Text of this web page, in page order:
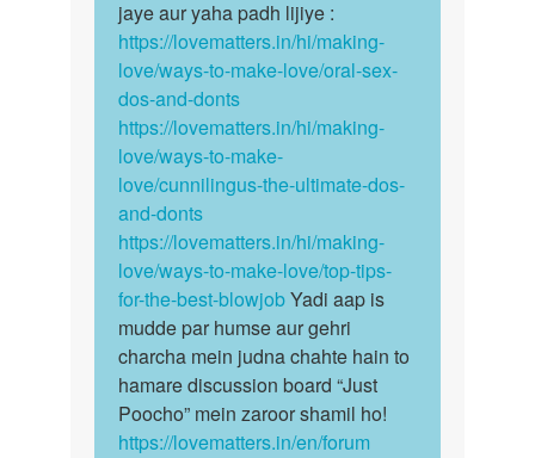
a
by
arju
jaye aur yaha padh lijiye :
https://lovematters.in/hi/making-
love/ways-to-make-love/oral-sex-
dos-and-donts
https://lovematters.in/hi/making-
love/ways-to-make-
love/cunnilingus-the-ultimate-dos-
and-donts
https://lovematters.in/hi/making-
love/ways-to-make-love/top-tips-
for-the-best-blowjobYadi aap is
mudde par humse aur gehri
charcha mein judna chahte hain to
hamare discussion board “Just
Poocho” mein zaroor shamil ho!
https://lovematters.in/en/forum